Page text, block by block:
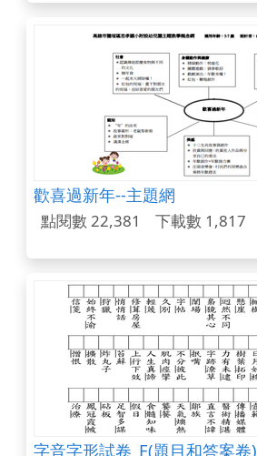
歡喜過新年--主題網
點閱數 22,381 下載數 1,817
字音字形試卷_F(題目和答案卷)